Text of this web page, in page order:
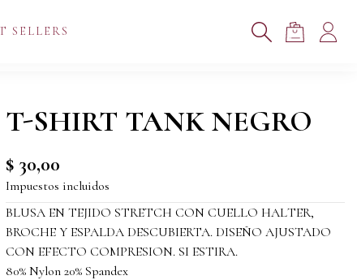
SELLERS
T-SHIRT TANK NEGRO
$ 30,00
Impuestos incluidos
BLUSA EN TEJIDO STRETCH CON CUELLO HALTER,
BROCHE Y ESPALDA DESCUBIERTA. DISEÑO AJUSTADO
CON EFECTO COMPRESION. SI ESTIRA.
80% Nylon 20% Spandex